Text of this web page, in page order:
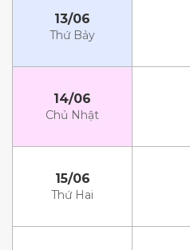
13/06
Thứ Bảy
14/06
Chủ Nhật
15/06
Thứ Hai